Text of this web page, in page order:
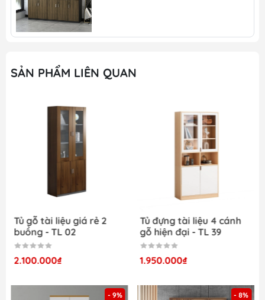
Tại đây, chúng tôi cung cấp nhiều sản phẩm
nội thất cho gia đình và văn phòng như:
Tủ giầy
Bàn ăn
Kệ trang trí giá rẻ
Tủ quần áo
SẢN PHẨM LIÊN QUAN
Tủ gỗ tài liệu giá rẻ 2
buồng - TL 02
2.100.000₫
Tủ đựng tài liệu 4 cánh
gỗ hiện đại - TL 39
1.950.000₫
- 9% - 8%